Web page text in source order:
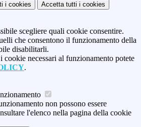
i cookies Accetta tutti i cookies
scegliere quali cookie consentire.
che consentono il funzionamento della
disabilitarli.
cookie necessari al funzionamento potete
.
non possono essere
l'elenco nella pagina della cookie